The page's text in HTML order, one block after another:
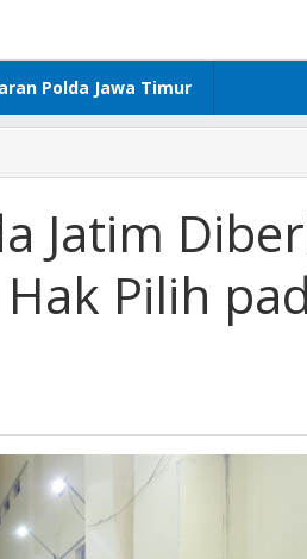
Polda Jawa Timur
Jatim
Pilih